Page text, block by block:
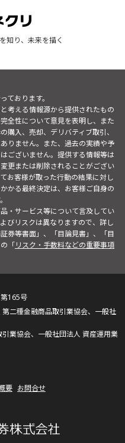
知り、未来を描く
ております。
考える情報源から提供されたもの
全性について意見を表明し、また
購入、売却、デリバティブ取引、
りません。また、過去の実績や予
ございません。提供する情報等は
更または削除されることがござい
お客様が取った行動の結果に対し
かる最終決定は、お客様ご自身の
・サービス等について言及してい
びリスクは異なりますので、詳し
券等書面」、「目論見書」、「目
「リスク・手数料などの重要事項
165号
二種金融商品取引業協会、一般社
業協会、一般社団法人 資産運用業
要 お問合せ